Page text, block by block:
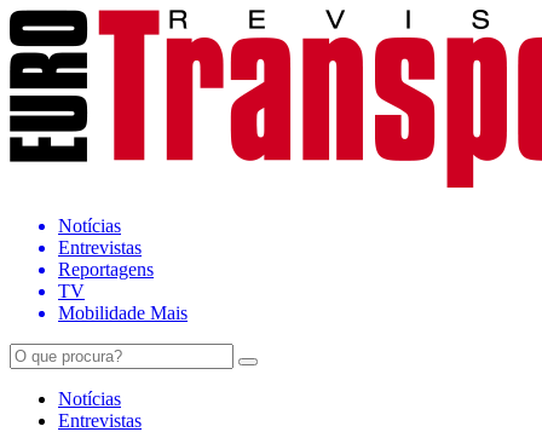
Notícias
Entrevistas
Reportagens
TV
Mobilidade Mais
Notícias
Entrevistas